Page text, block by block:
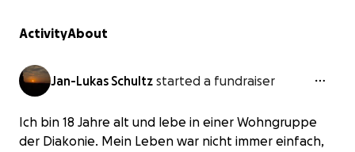
ActivityAbout
Jan-Lukas Schultz started a fundraiser
Ich bin 18 Jahre alt und lebe in einer Wohngruppe
der Diakonie. Mein Leben war nicht immer einfach,